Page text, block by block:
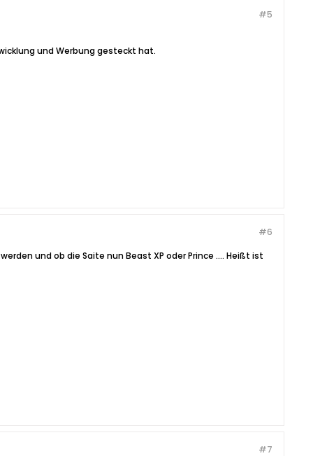
#5
und Werbung gesteckt hat.
#6
und ob die Saite nun Beast XP oder Prince .... Heißt ist
#7